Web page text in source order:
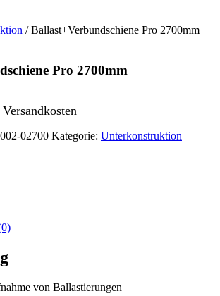
/ Ballast+Verbundschiene Pro 2700mm
Pro 2700mm
02700 Kategorie: Unterkonstruktion
Pro 2700mm Menge
von Ballastierungen